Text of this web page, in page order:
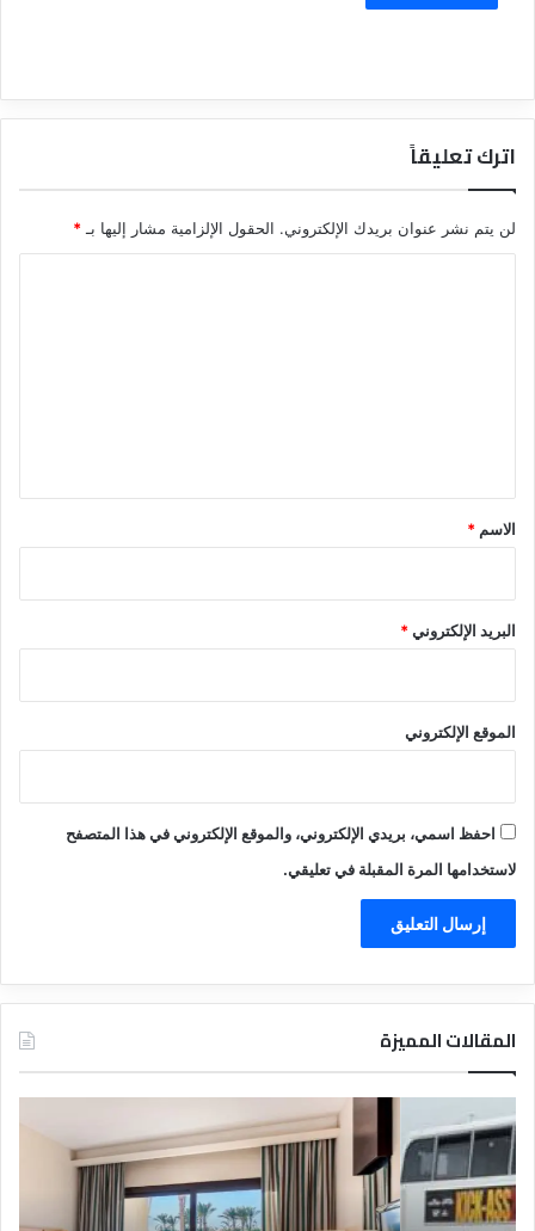
اترك تعليقاً
لن يتم نشر عنوان بريدك الإلكتروني. الحقول الإلزامية مشار إليها بـ *
*
الاسم *
البريد الإلكتروني*
الموقع الإلكتروني
احفظ اسمي، بريدي الإلكتروني، والموقع الإلكتروني في هذا المتصفح
لاستخدامها المرة المقبلة في تعليقي.
المقالات المميزة
ل
ي
ل
ا